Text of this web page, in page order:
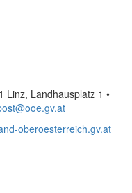
Linz, Landhausplatz 1 •
oberoesterreich.gv.at